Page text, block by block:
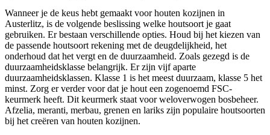
Wanneer je de keus hebt gemaakt voor houten kozijnen in
Austerlitz, is de volgende beslissing welke houtsoort je gaat
gebruiken. Er bestaan verschillende opties. Houd bij het kiezen van
de passende houtsoort rekening met de deugdelijkheid, het
onderhoud dat het vergt en de duurzaamheid. Zoals gezegd is de
duurzaamheidsklasse belangrijk. Er zijn vijf aparte
duurzaamheidsklassen. Klasse 1 is het meest duurzaam, klasse 5 het
minst. Zorg er verder voor dat je hout een zogenoemd FSC-
keurmerk heeft. Dit keurmerk staat voor weloverwogen bosbeheer.
Afzelia, meranti, merbau, grenen en lariks zijn populaire houtsoorten
bij het creëren van houten kozijnen.